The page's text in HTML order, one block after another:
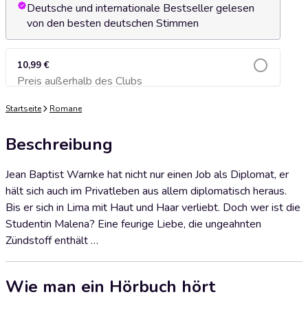
Deutsche und internationale Bestseller gelesen
von den besten deutschen Stimmen
10,99 €
Preis außerhalb des ClubsZum Warenkorb hinzufügen
Startseite Romane
Beschreibung
Jean Baptist Warnke hat nicht nur einen Job als Diplomat, er
hält sich auch im Privatleben aus allem diplomatisch heraus.
Bis er sich in Lima mit Haut und Haar verliebt. Doch wer ist die
Studentin Malena? Eine feurige Liebe, die ungeahnten
Zündstoff enthält …
Wie man ein Hörbuch hört